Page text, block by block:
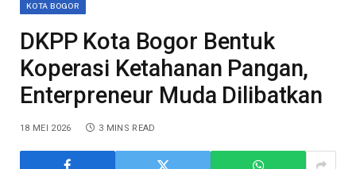
KOTA BOGOR
DKPP Kota Bogor Bentuk
Koperasi Ketahanan Pangan,
Enterpreneur Muda Dilibatkan
18 MEI 2026 3 MINS READ